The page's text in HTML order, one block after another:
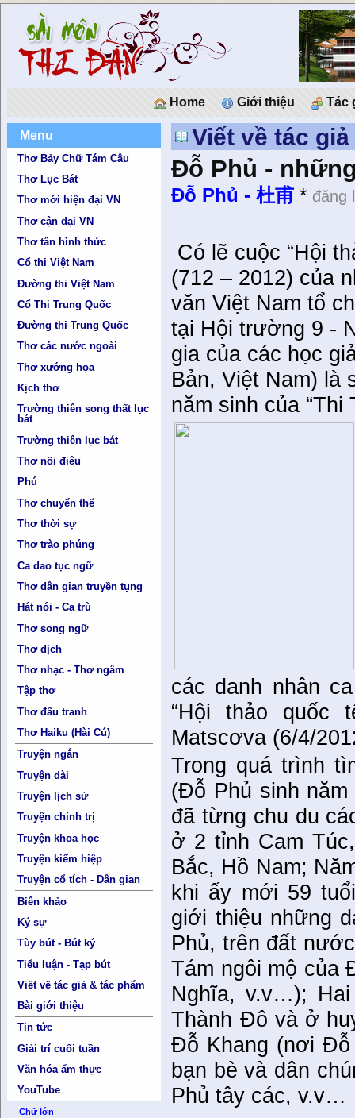
Home Giới thiệu Tác
Menu
Thơ Bảy Chữ Tám Câu
Thơ Lục Bát
Thơ mới hiện đại VN
Thơ cận đại VN
Thơ tân hình thức
Cổ thi Việt Nam
Đường thi Việt Nam
Cổ Thi Trung Quốc
Đường thi Trung Quốc
Thơ các nước ngoài
Thơ xướng họa
Kịch thơ
Trường thiên song thất lục
bát
Trường thiên lục bát
Thơ nối điêu
Phú
Thơ chuyển thể
Thơ thời sự
Thơ trào phúng
Ca dao tục ngữ
Thơ dân gian truyền tụng
Hát nói - Ca trù
Thơ song ngữ
Thơ dịch
Thơ nhạc - Thơ ngâm
Tập thơ
Thơ đấu tranh
Thơ Haiku (Hài Cú)
Truyện ngắn
Truyện dài
Truyện lịch sử
Truyện chính trị
Truyện khoa học
Truyện kiếm hiệp
Truyện cổ tích - Dân gian
Biên khảo
Ký sự
Tùy bút - Bút ký
Tiểu luận - Tạp bút
Viết về tác giả & tác phẩm
Bài giới thiệu
Tin tức
Giải trí cuối tuần
Văn hóa ẩm thực
YouTube
Chữ lớn
Viết về tác
Đỗ Phủ -
Đỗ Phủ - 杜甫 * đăng
Có lẽ cuộc “Hội
(712 – 2012) của
văn Việt Nam tổ
tại Hội trường 9 -
gia của các học
Bản, Việt Nam) là
năm sinh của
các danh nhân
“Hội thảo quốc
Matscơva (6/4/
Trong quá trình
(Đỗ Phủ sinh
đã từng chu du
ở 2 tỉnh Cam
Bắc, Hồ Nam;
khi ấy mới 59
giới thiệu những
Phủ, trên đất
Tám ngôi mộ của
Nghĩa, v.v…);
Thành Đô và ở
Đỗ Khang (nơi
bạn bè và dân
Phủ tây các, v.v…